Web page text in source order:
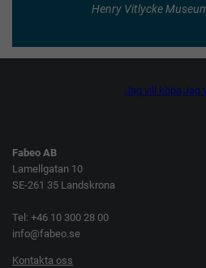
Henry Vitlycke
Jag vill köpa Jag
Fabeo AB
Lamellgatan 10
SE-261 35 Landskrona
Tel: +46 10 300 28 00
info@fabeo.se
Kontakta oss